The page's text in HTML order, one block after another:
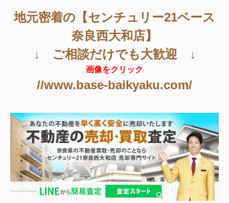
地元密着の【センチュリー21ベース
奈良西大和店】
↓ ご相談だけでも大歓迎 ↓
画像をクリック
//www.base-baikyaku.com/